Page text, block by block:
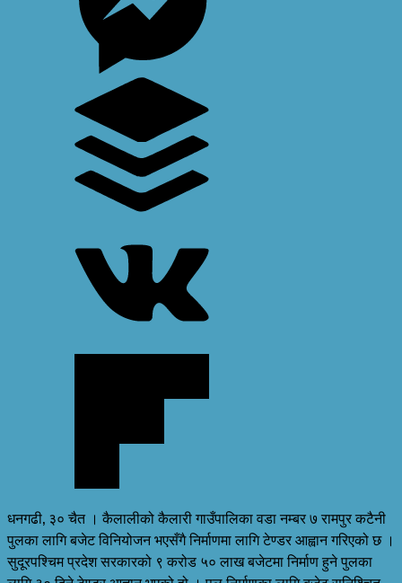
धनगढी, ३० चैत । कैलालीको कैलारी गाउँपालिका वडा नम्बर ७ रामपुर कटैनी
पुलका लागि बजेट विनियोजन भएसँगै निर्माणमा लागि टेण्डर आह्वान गरिएको छ ।
सुदूरपश्चिम प्रदेश सरकारको ९ करोड ५० लाख बजेटमा निर्माण हुने पुलका